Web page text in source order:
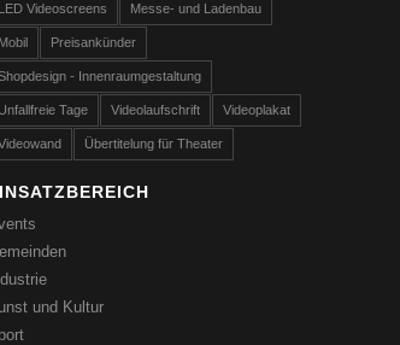
LED Videoscreens Messe- und Ladenbau
Mobil Preisankünder
- Innenraumgestaltung
Unfallfreie Tage Videolaufschrift Videoplakat
Übertitelung für Theater
und Kultur